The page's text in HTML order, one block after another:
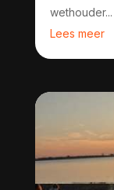
wethouder...
Lees meer